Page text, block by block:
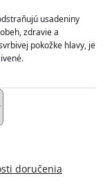
doručenia
usadeniny
zdravie a
pokožke hlavy, je